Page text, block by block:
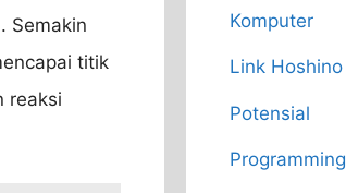
Semakin
titik
reaksi
Komputer
Link Hoshino
Potensial
Programming